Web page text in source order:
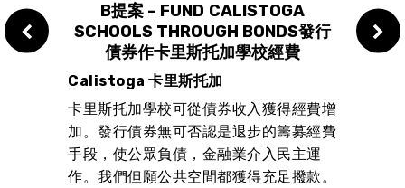
煙
B提案 – FUND CALISTOGA
SCHOOLS THROUGH BONDS發行
債券作卡里斯托加學校經費
Calistoga 卡里斯托加
卡里斯托加學校可從債券收入獲得經費增
加。發行債券無可否認是退步的籌募經費
手段，使公眾負債，金融業介入民主運
作。我們但願公共空間都獲得充足撥款。
C提